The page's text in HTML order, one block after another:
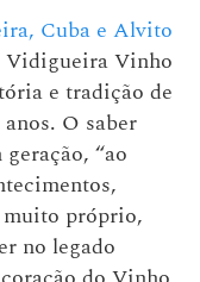
Cuba e Alvito
Vidigueira Vinho
e tradição de
O saber
“ao
próprio,
no legado